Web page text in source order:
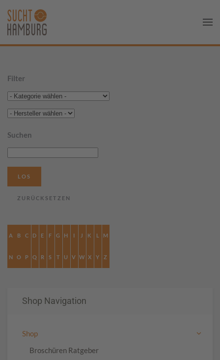
Filter
Suchen
A B C D E F G H I J K L M
N O P Q R S T U V W X Y Z
Shop Navigation
Shop
Broschüren Ratgeber